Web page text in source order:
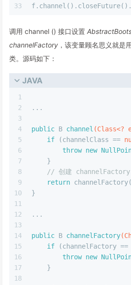
33
调用 channel () 接口设置
channelFactory ，该变量顾名思义就是
类。源码如下：
JAVA
1
2
3
4
5
6
7
8
9
10
11
12
13
14
15
16
17
18
...
public B channel (Class<?
if (channelClass ==
throw new
    }
// 创建 channelFactory
return channelFactory(
}
...
public B channelFactory
if (channelFactory ==
throw new
    }